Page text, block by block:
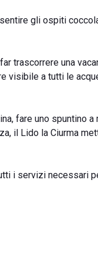
gli ospiti
trascorrere una
visibile a tutti le
fare uno spuntino a
il Lido la Ciurma
i servizi necessari